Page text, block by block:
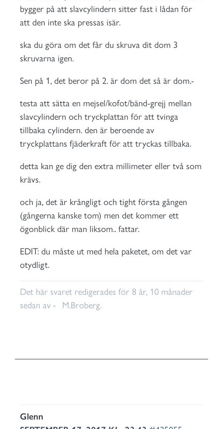
bygger på att slavcylindern sitter fast i lådan för
att den inte ska pressas isär.
ska du göra om det får du skruva dit dom 3
skruvarna igen.
Sen på 1, det beror på 2. är dom det så är dom.-
testa att sätta en mejsel/kofot/bänd-grejj mellan
slavcylindern och tryckplattan för att tvinga
tillbaka cylindern. den är beroende av
tryckplattans fjäderkraft för att tryckas tillbaka.
detta kan ge dig den extra millimeter eller två som
krävs.
och ja, det är krångligt och tight första gången
(gångerna kanske tom) men det kommer ett
ögonblick där man liksom.. fattar.
EDIT: du måste ut med hela paketet, om det var
otydligt.
Det här svaret redigerades för 8 år, 10 månader
sedan av
M.Broberg.
Glenn